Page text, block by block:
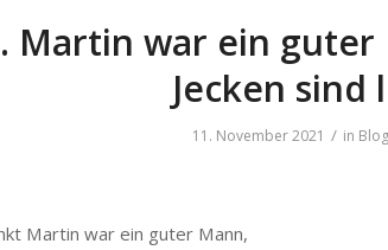
Martin war ein
Jecken sind
11. November 2021 / in
Martin war ein guter Mann,